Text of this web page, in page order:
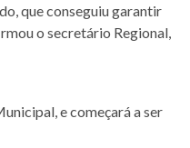
que conseguiu garantir
o secretário Regional,
e começará a ser